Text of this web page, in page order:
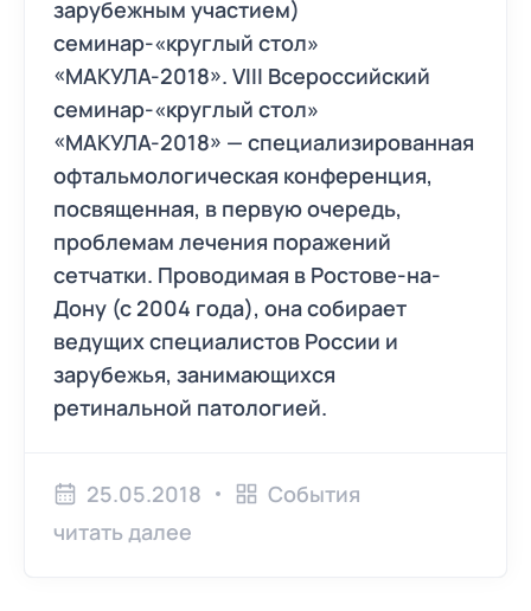
зарубежным участием)
семинар-«круглый стол»
«МАКУЛА-2018». VIII Всероссийский
семинар-«круглый стол»
«МАКУЛА-2018» — специализированная
офтальмологическая конференция,
посвященная, в первую очередь,
проблемам лечения поражений
сетчатки. Проводимая в Ростове-на-
Дону (с 2004 года), она собирает
ведущих специалистов России и
зарубежья, занимающихся
ретинальной патологией.
25.05.2018
События
читать далее